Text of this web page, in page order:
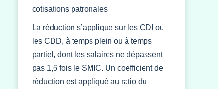
cotisations patronales
La réduction s’applique sur les CDI ou
les CDD, à temps plein ou à temps
partiel, dont les salaires ne dépassent
pas 1,6 fois le SMIC. Un coefficient de
réduction est appliqué au ratio du